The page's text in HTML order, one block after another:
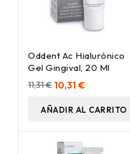
Oddent Ac Hialurónico
Gel Gingival, 20 Ml
11,31 € 10,31 €
AÑADIR AL CARRITO